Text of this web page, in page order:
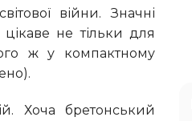
війни. Значні
не тільки для
ж у компактному